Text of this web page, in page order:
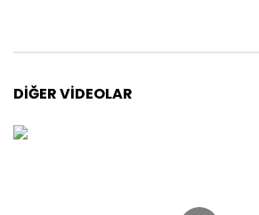
DIĞER VIDEOLAR